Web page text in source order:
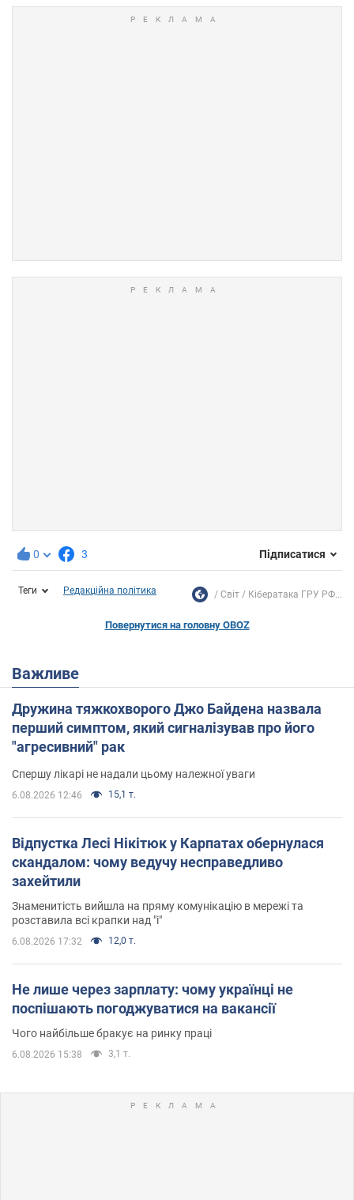
0 3 Підписатися
Теги Редакційна політика Світ Кібератака ГРУ РФ...
Повернутися на головну OBOZ
Важливе
Дружина тяжкохворого Джо Байдена назвала
перший симптом, який сигналізував про його
"агресивний" рак
Спершу лікарі не надали цьому належної уваги
6.08.2026 12:46 15,1 т.
Відпустка Лесі Нікітюк у Карпатах обернулася
скандалом: чому ведучу несправедливо
захейтили
Знаменитість вийшла на пряму комунікацію в мережі та
розставила всі крапки над "і"
6.08.2026 17:32 12,0 т.
Не лише через зарплату: чому українці не
поспішають погоджуватися на вакансії
Чого найбільше бракує на ринку праці
6.08.2026 15:38 3,1 т.